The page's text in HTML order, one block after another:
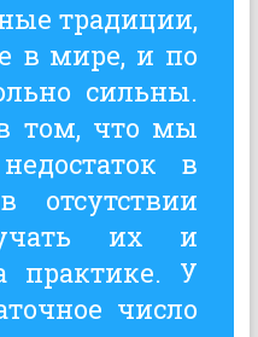
традиции,
в мире, и по
сильны.
том, что мы
в
их и
практике. У
число